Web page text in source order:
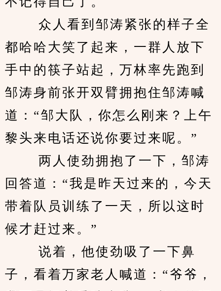
都哈哈大笑了起来，一群人放下
手中的筷子站起，万林率先跑到
邹涛身前张开双臂拥抱住邹涛喊
道：“邹大队，你怎么刚来？上午
黎头来电话还说你要过来呢。”
回答道：“我是昨天过来的，今天
带着队员训练了一天，所以这时
候才赶过来。”
子，看着万家老人喊道：“爷爷，